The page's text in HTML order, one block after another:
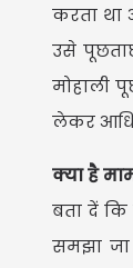
करता था
उसे
मोहाली
लेकर
क्या है
बता दें
समझा जा